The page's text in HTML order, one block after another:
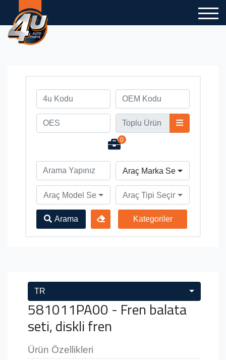
0
Araç Marka Seçiniz
Araç Model Seçiniz Araç Tipi Seçiniz
Arama Kategoriler
TR
581011PA00 - Fren balata
seti, diskli fren
Ürün Özellikleri